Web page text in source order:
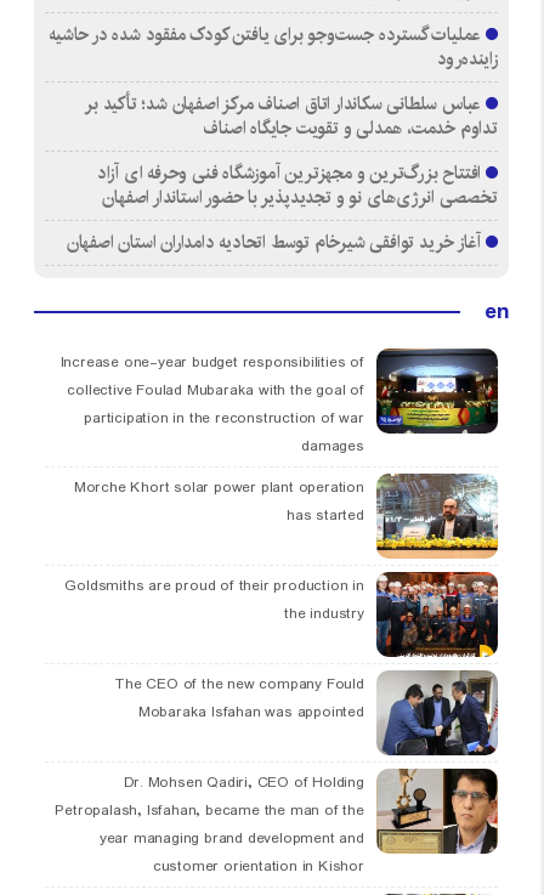
عملیات گسترده جست‌وجو برای یافتن کودک مفقود شده در حاشیه
زاینده‌رود
عباس سلطانی سکاندار اتاق اصناف مرکز اصفهان شد؛ تأکید بر
تداوم خدمت، همدلی و تقویت جایگاه اصناف
افتتاح بزرگ‌ترین و مجهزترین آموزشگاه فنی وحرفه ای آزاد
تخصصی انرژی‌های نو و تجدیدپذیر با حضور استاندار اصفهان
آغاز خرید توافقی شیرخام توسط اتحادیه دامداران استان اصفهان
en
Increase one-year budget responsibilities of
collective Foulad Mubaraka with the goal of
participation in the reconstruction of war
damages
Morche Khort solar power plant operation
has started
Goldsmiths are proud of their production in
the industry
The CEO of the new company Fould
Mobaraka Isfahan was appointed
Dr. Mohsen Qadiri, CEO of Holding
Petropalash, Isfahan, became the man of the
year managing brand development and
customer orientation in Kishor